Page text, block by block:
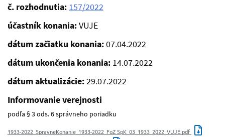
č. rozhodnutia: 157/2022
účastník konania:VUJE
dátum začiatku konania:07.04.2022
dátum ukončenia konania: 14.07.2022
dátum aktualizácie:29.07.2022
Informovanie verejnosti
podľa § 3 ods. 6 správneho poriadku
1933-2022_SpravneKonanie_1933-2022_FoZ SpK_03_1933_2022_VUJE.pdf